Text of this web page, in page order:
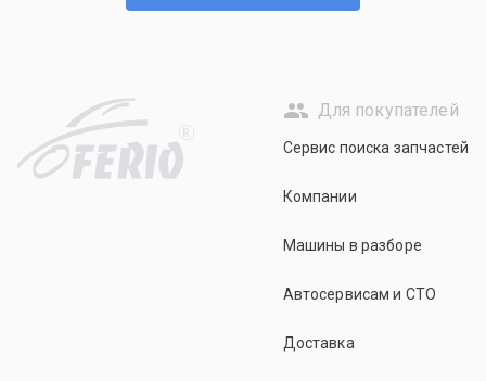
R
Для покупателей
Сервис поиска запчастей
Компании
Машины в разборе
Автосервисам и СТО
Доставка